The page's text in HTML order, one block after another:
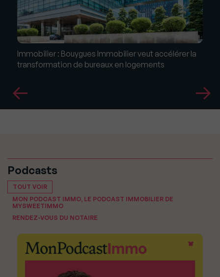
Immobilier : Bouygues Immobilier veut accélérer la
transformation de bureaux en logements
Podcasts
TOUT VOIR
MON PODCAST IMMO, LE PODCAST IMMOBILIER DE
MYSWEETIMMO
RENDEZ-VOUS DU NOTAIRE